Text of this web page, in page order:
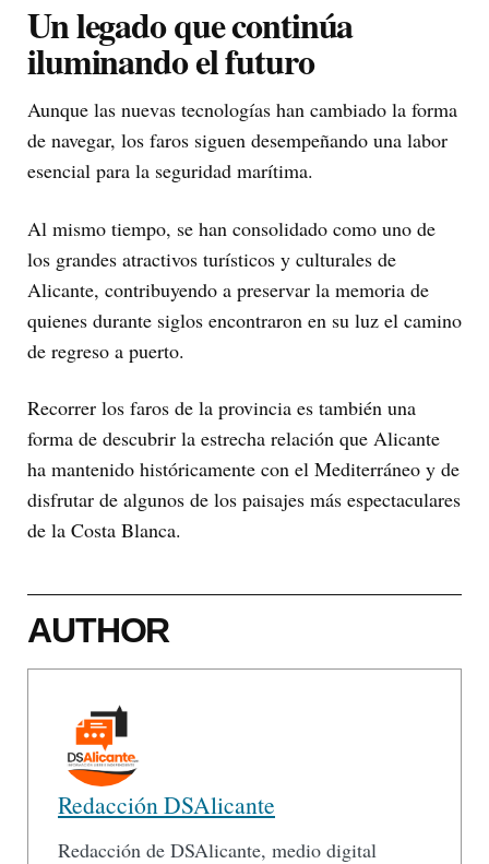
Un legado que continúa
iluminando el futuro
Aunque las nuevas tecnologías han cambiado la forma
de navegar, los faros siguen desempeñando una labor
esencial para la seguridad marítima.
Al mismo tiempo, se han consolidado como uno de
los grandes atractivos turísticos y culturales de
Alicante, contribuyendo a preservar la memoria de
quienes durante siglos encontraron en su luz el camino
de regreso a puerto.
Recorrer los faros de la provincia es también una
forma de descubrir la estrecha relación que Alicante
ha mantenido históricamente con el Mediterráneo y de
disfrutar de algunos de los paisajes más espectaculares
de la Costa Blanca.
AUTHOR
Redacción DSAlicante
Redacción de DSAlicante, medio digital